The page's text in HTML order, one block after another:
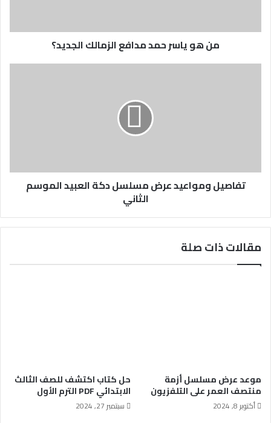
من هو ياسر حمد مدافع الزمالك الجديد؟
تفاصيل ومواعيد عرض مسلسل دكة العبيد الموسم
الثاني
مقالات ذات صلة
موعد عرض مسلسل أزمة
منتصف العمر على التلفزيون
أكتوبر 8, 2024
حل كتاب اكتشف للصف الثالث
الابتدائي PDF الترم الأول
سبتمبر 27, 2024